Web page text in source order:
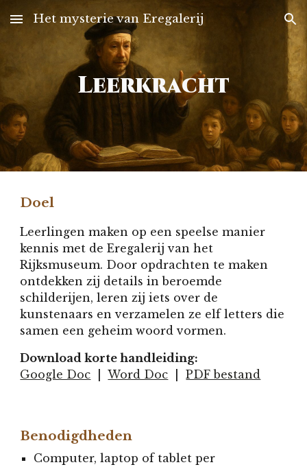
Skip to main content Skip to navigation
Het mysterie van Eregalerij
Leerkracht
Doel
Leerlingen maken op een speelse manier
kennis met de Eregalerij van het
Rijksmuseum. Door opdrachten te maken
ontdekken zij details in beroemde
schilderijen, leren zij iets over de
kunstenaars en verzamelen ze elf letters die
samen een geheim woord vormen.
Download korte handleiding:
Google Doc |Word Doc |PDF bestand
Benodigdheden
Computer, laptop of tablet per